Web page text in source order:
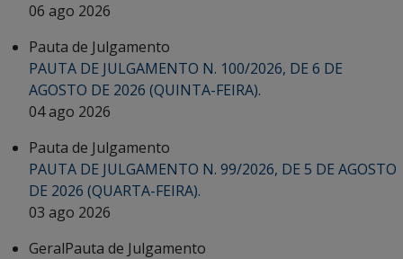
06 ago 2026
Pauta de Julgamento
PAUTA DE JULGAMENTO N. 100/2026, DE 6 DE
AGOSTO DE 2026 (QUINTA-FEIRA).
04 ago 2026
Pauta de Julgamento
PAUTA DE JULGAMENTO N. 99/2026, DE 5 DE AGOSTO
DE 2026 (QUARTA-FEIRA).
03 ago 2026
GeralPauta de Julgamento